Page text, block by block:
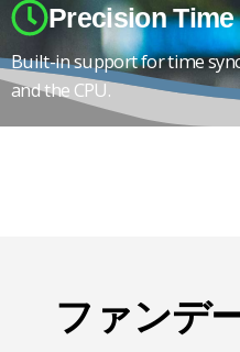
Precision Time
Built-in support for time
and the CPU.
ファンデ